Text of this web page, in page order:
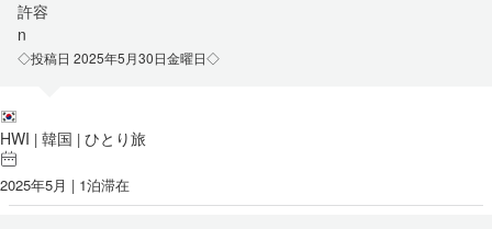
許容
n
◇投稿日 2025年5月30日金曜日◇
HWI | 韓国 | ひとり旅
2025年5月 | 1泊滞在